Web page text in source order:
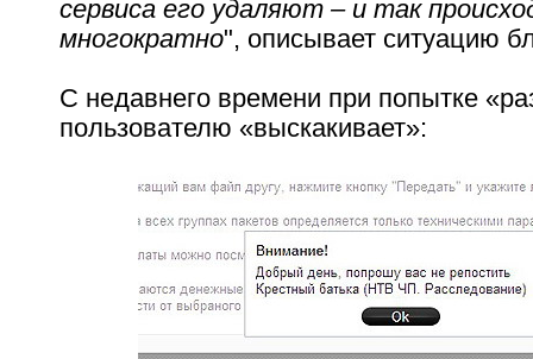
сервиса его удаляют – и так
многократно", описывает ситуацию
С недавнего времени при попытке
пользователю «выскакивает»: